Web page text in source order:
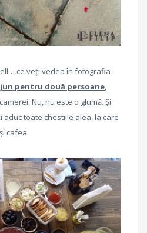
ce veți vedea în fotografia
pentru două persoane,
Nu, nu este o glumă. Și
aduc toate chestiile alea, la care
cafea.